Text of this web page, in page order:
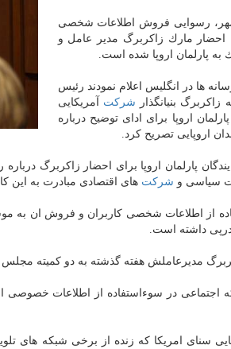
مهر، رسوایی فروش اطلاعات شخصی
احضار مارك زاكربرگ مدیر عامل و
به پارلمان اروپا شده است.
ها در انگلیس اعلام نمودند رئیس
زاكربرگ بنیانگذار شركت آمریكایی
اروپا برای ادای توضیح درباره
اروپایی تصریح كرد.
پارلمان اروپا برای احضار زاكربرگ
سیاسی و شركت های اقتصادی مبادرت به این
از اطلاعات شخصی كاربران و فروش ان به
درپی داشته است.
مدیرعاملش هفته گذشته به دو كمیته مجلس
اجتماعی در سوءاستفاده از اطلاعات خصوصی
سنای امریكا كه زنده از برخی شبكه های